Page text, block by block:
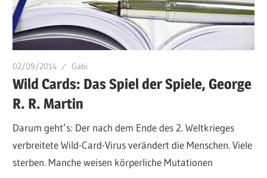
02/09/2014 Gabi
Wild Cards: Das Spiel der Spiele, George
R. R. Martin
Darum geht’s: Der nach dem Ende des 2. Weltkrieges
verbreitete Wild-Card-Virus verändert die Menschen. Viele
sterben. Manche weisen körperliche Mutationen